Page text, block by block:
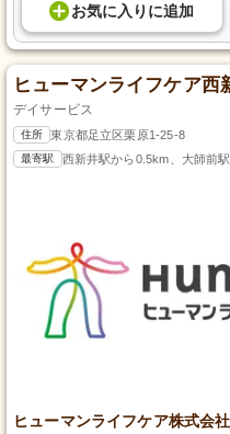
お気に入り に追加
ヒューマンライフケア西
デイサービス
住所 東京都足立区栗原1-25-8
最寄駅 西新井駅から0.5km、大師前
ヒューマンライフケア株式会社